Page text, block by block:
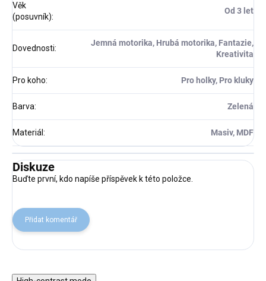
Věk
(posuvník):
Od 3 let
Dovednosti:
Jemná motorika, Hrubá motorika, Fantazie,
Kreativita
Pro koho: Pro holky, Pro kluky
Barva: Zelená
Materiál: Masiv, MDF
Diskuze
Buďte první, kdo napíše příspěvek k této položce.
Přidat komentář